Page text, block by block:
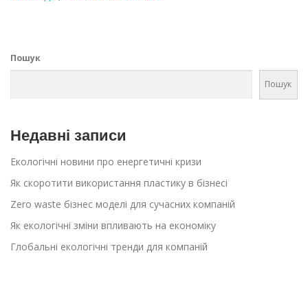
Пошук
Пошук
Недавні записи
Екологічні новини про енергетичні кризи
Як скоротити використання пластику в бізнесі
Zero waste бізнес моделі для сучасних компаній
Як екологічні зміни впливають на економіку
Глобальні екологічні тренди для компаній